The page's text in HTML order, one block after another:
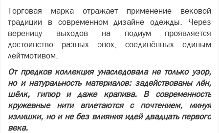
Торговая марка отражает применение вековой
традиции в современном дизайне одежды. Через
вереницу выходов на подиум проявляется
достоинство разных эпох, соединённых единым
лейтмотивом.
От предков коллекция унаследовала не только узор,
но и натуральность материалов: задействованы лён,
шёлк, гипюр и даже крапива. В современность
кружевные нити вплетаются с почтением, минуя
излишки, но и не без влияния идей двадцать первого
века.